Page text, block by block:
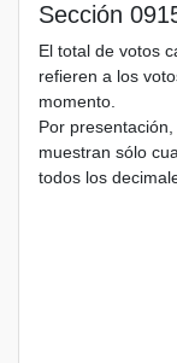
Sección
El total de votos
refieren a los
momento.
Por
muestran sólo
todos los